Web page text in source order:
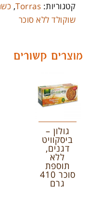
קטגוריות: Torras
,
שוקולד ללא סוכר
מוצרים קשורים
גולון –
ביסקוויט
דגנים,
ללא
תוספת
סוכר 410
גרם